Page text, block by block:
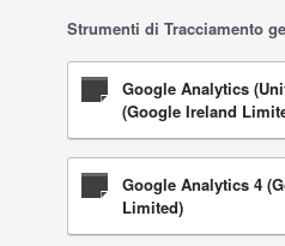
Strumenti di Tracciamento
Google Analytics
(Google Ireland
Google Analytics 4
Limited)